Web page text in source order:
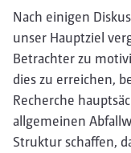
Nach einigen
unser Hauptziel
Betrachter zu
dies zu erreichen,
Recherche
allgemeinen
Struktur schaffen,